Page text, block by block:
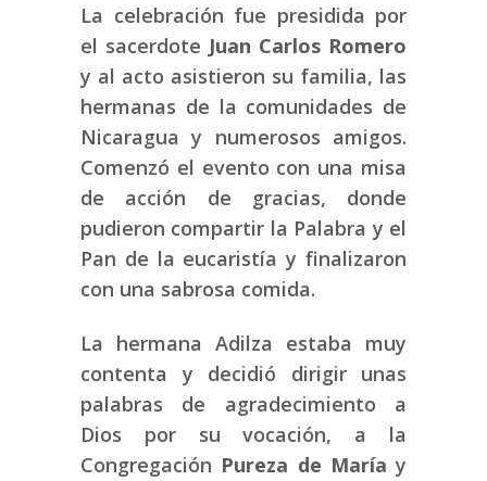
La celebración fue presidida por
el sacerdote Juan Carlos Romero
y al acto asistieron su familia, las
hermanas de la comunidades de
Nicaragua y numerosos amigos.
Comenzó el evento con una misa
de acción de gracias, donde
pudieron compartir la Palabra y el
Pan de la eucaristía y finalizaron
con una sabrosa comida.
La hermana Adilza estaba muy
contenta y decidió dirigir unas
palabras de agradecimiento a
Dios por su vocación, a la
Congregación Pureza de María y